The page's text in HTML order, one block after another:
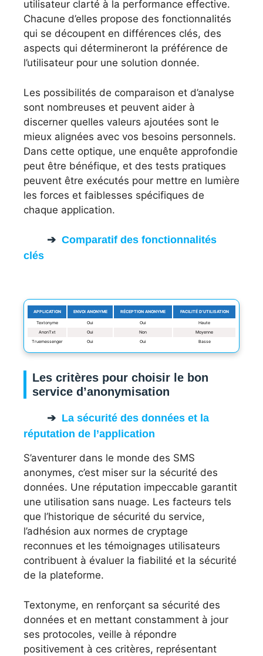
utilisateur clarté à la performance effective.
Chacune d’elles propose des fonctionnalités
qui se découpent en différences clés, des
aspects qui détermineront la préférence de
l’utilisateur pour une solution donnée.
Les possibilités de comparaison et d’analyse
sont nombreuses et peuvent aider à
discerner quelles valeurs ajoutées sont le
mieux alignées avec vos besoins personnels.
Dans cette optique, une enquête approfondie
peut être bénéfique, et des tests pratiques
peuvent être exécutés pour mettre en lumière
les forces et faiblesses spécifiques de
chaque application.
Comparatif des fonctionnalités
clés
APPLICATION ENVOI ANONYME RÉCEPTION ANONYME FACILITÉ D’UTILISATION
Textonyme Oui Oui
Haute
AnonTxt
Oui Non
Moyenne
Truemessenger
Oui Oui Basse
Les critères pour choisir le bon
service d’anonymisation
La sécurité des données et la
réputation de l’application
S’aventurer dans le monde des SMS
anonymes, c’est miser sur la sécurité des
données. Une réputation impeccable garantit
une utilisation sans nuage. Les facteurs tels
que l’historique de sécurité du service,
l’adhésion aux normes de cryptage
reconnues et les témoignages utilisateurs
contribuent à évaluer la fiabilité et la sécurité
de la plateforme.
Textonyme, en renforçant sa sécurité des
données et en mettant constamment à jour
ses protocoles, veille à répondre
positivement à ces critères, représentant